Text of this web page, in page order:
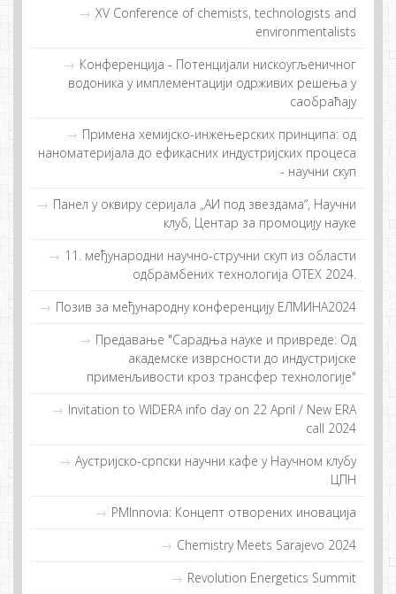
XV Conference of chemists, technologists and
environmentalists
Конференција - Потенцијали нискоугљеничног
водоника у имплементацији одрживих решења у
саобраћају
Примeнa хeмиjскo-инжeњeрских принципa: oд
нaнoмaтeриjaлa дo eфикaсних индустриjских прoцeсa
- нaучни скуп
Панел у оквиру серијала „АИ под звездама“, Научни
клуб, Центар за промоцију науке
11. међународни научно-стручни скуп из области
одбрамбених технологија ОТЕХ 2024.
Позив за међународну конференцију ЕЛМИНА2024
Предавање "Сарадња науке и привреде: Од
академске изврсности до индустријске
применљивости кроз трансфер технологије"
Invitation to WIDERA info day on 22 April / New ERA
call 2024
Аустријско-српски научни кафе у Научном клубу
ЦПН
PMInnovia: Кoнцeпт oтвoрeних инoвaциja
Chemistry Meets Sarajevo 2024
Revolution Energetics Summit